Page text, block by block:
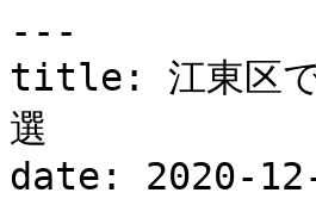
---
title: 江東区で
選
date: 2020-